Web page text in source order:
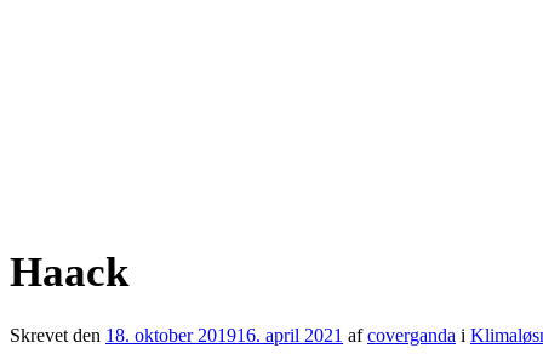
Haack
Skrevet den 18. oktober 201916. april 2021 afcoverganda i